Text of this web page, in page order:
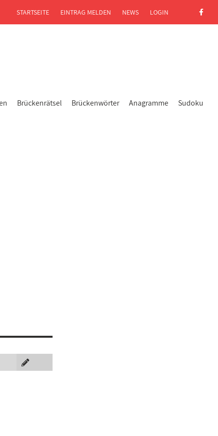
Brückenrätsel Brückenwörter Anagramme Sudoku
STARTSEITE EINTRAG MELDEN NEWS LOGIN